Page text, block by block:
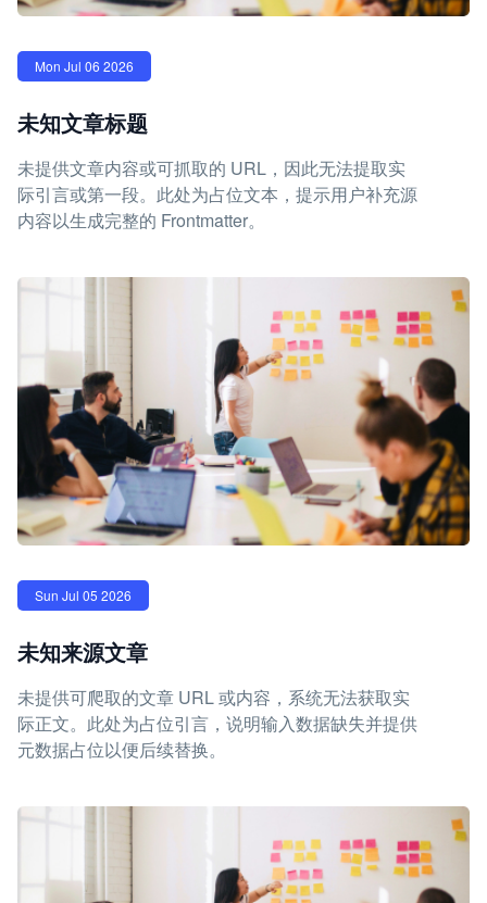
Mon Jul 06 2026
未知文章标题
未提供文章内容或可抓取的 URL，因此无法提取实
际引言或第一段。此处为占位文本，提示用户补充源
内容以生成完整的 Frontmatter。
Sun Jul 05 2026
未知来源文章
未提供可爬取的文章 URL 或内容，系统无法获取实
际正文。此处为占位引言，说明输入数据缺失并提供
元数据占位以便后续替换。